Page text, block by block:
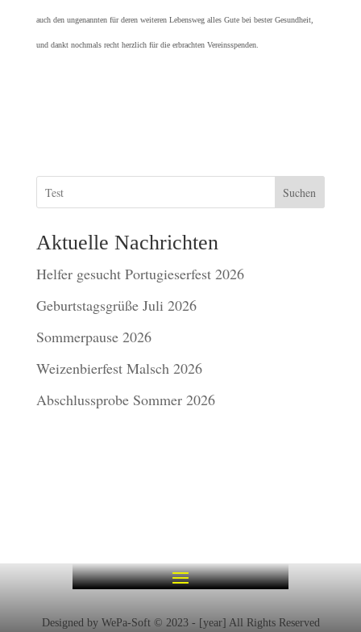
auch den ungenannten für deren weiteren Lebensweg alles Gute bei bester Gesundheit,
und dankt nochmals recht herzlich für die erbrachten Vereinsspenden.
Suchen
Aktuelle Nachrichten
Helfer gesucht Portugieserfest 2026
Geburtstagsgrüße Juli 2026
Sommerpause 2026
Weizenbierfest Malsch 2026
Abschlussprobe Sommer 2026
Designed by WePa-Soft © 2023 - [year] All Rights Reserved